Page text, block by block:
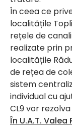
În ceea ce
localitățile
rețele de
realizate prin
localitățile
de rețea de
sistem
individual cu
CL9 vor
În U.A.T. Valea